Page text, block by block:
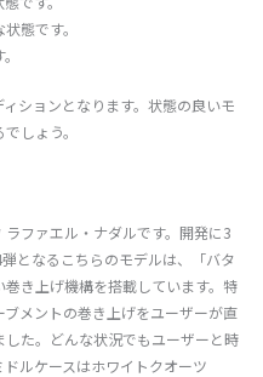
態です。
ションとなります。状態の良いモ
しょう。
ファエル・ナダルです。開発に3
となるこちらのモデルは、「バタ
き上げ機構を搭載しています。特
メントの巻き上げをユーザーが直
た。どんな状況でもユーザーと時
ルケースはホワイトクオーツ